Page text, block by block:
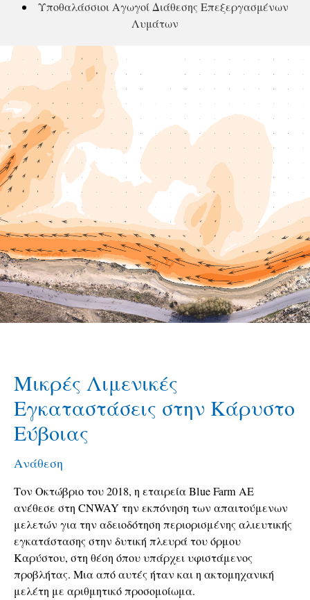
Υποθαλάσσιοι Αγωγοί Διάθεσης Επεξεργασμένων
Λυμάτων
Μικρές Λιμενικές
Εγκαταστάσεις στην Κάρυστο
Εύβοιας
Ανάθεση
Τον Οκτώβριο του 2018, η εταιρεία Blue Farm ΑΕ
ανέθεσε στη CNWAY την εκπόνηση των απαιτούμενων
μελετών για την αδειοδότηση περιορισμένης αλιευτικής
εγκατάστασης στην δυτική πλευρά του όρμου
Καρύστου, στη θέση όπου υπάρχει υφιστάμενος
προβλήτας. Μια από αυτές ήταν και η ακτομηχανική
μελέτη με αριθμητικό προσομοίωμα.